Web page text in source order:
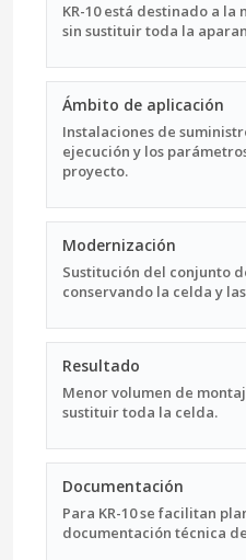
KR-10 está destinado a
sin sustituir toda la
Ámbito de aplicación
Instalaciones de
ejecución y los
proyecto.
Modernización
Sustitución del conjunto
conservando la celda y
Resultado
Menor volumen de
sustituir toda la celda.
Documentación
Para KR-10 se facilitan
documentación técnica